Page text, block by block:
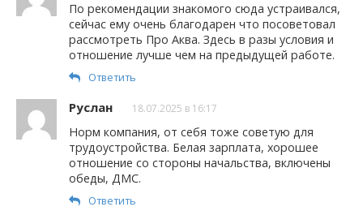
По рекомендации знакомого сюда устраивался,
сейчас ему очень благодарен что посоветовал
рассмотреть Про Аква. Здесь в разы условия и
отношение лучше чем на предыдущей работе.
Ответить
Руслан 18.07.2025 в 16:17
Норм компания, от себя тоже советую для
трудоустройства. Белая зарплата, хорошее
отношение со стороны начальства, включены
обеды, ДМС.
Ответить